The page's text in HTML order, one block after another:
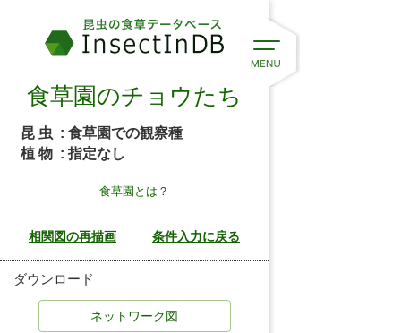
食草園のチョウたち
昆 虫 : 食草園での観察種
植 物 : 指定なし
食草園とは？
ダウンロード